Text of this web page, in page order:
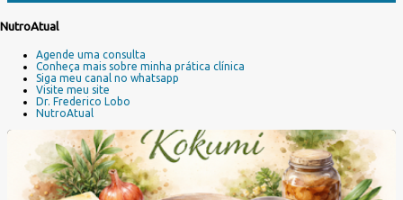
g
NutroAtual
Agende uma consulta
Conheça mais sobre minha prática clínica
Siga meu canal no whatsapp
Visite meu site
Dr. Frederico Lobo
NutroAtual